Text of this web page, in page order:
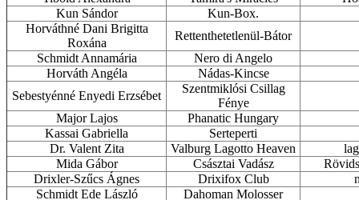
Kun Sándor
Kun-Box.
Horváthné Dani Brigitta
Roxána
Rettenthetetlenül-Bátor
Schmidt Annamária
Nero di Angelo
Horváth Angéla
Nádas-Kincse
Sebestyénné Enyedi Erzsébet
Szentmiklósi Csillag
Fénye
Major Lajos
Phanatic Hungary
Kassai Gabriella
Serteperti
Dr. Valent Zita
Valburg Lagotto Heaven
Mida Gábor
Császtai Vadász
Drixler-Szűcs Ágnes
Drixifox Club
Schmidt Ede László
Dahoman Molosser